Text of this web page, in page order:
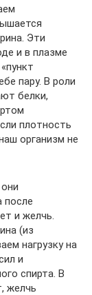
Эти
и в плазме
пару. В роли
белки,
плотность
организм не
после
и желчь.
(из
нагрузку на
и
спирта. В
желчь